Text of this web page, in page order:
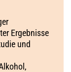
Ergebnisse
und